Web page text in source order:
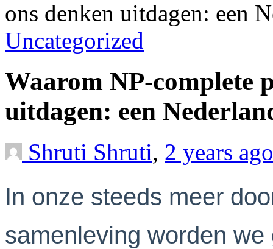
ons denken uitdagen: een
Uncategorized
Waarom NP-complete
uitdagen: een
Shruti Shruti, 2 years
In onze steeds meer
samenleving worden